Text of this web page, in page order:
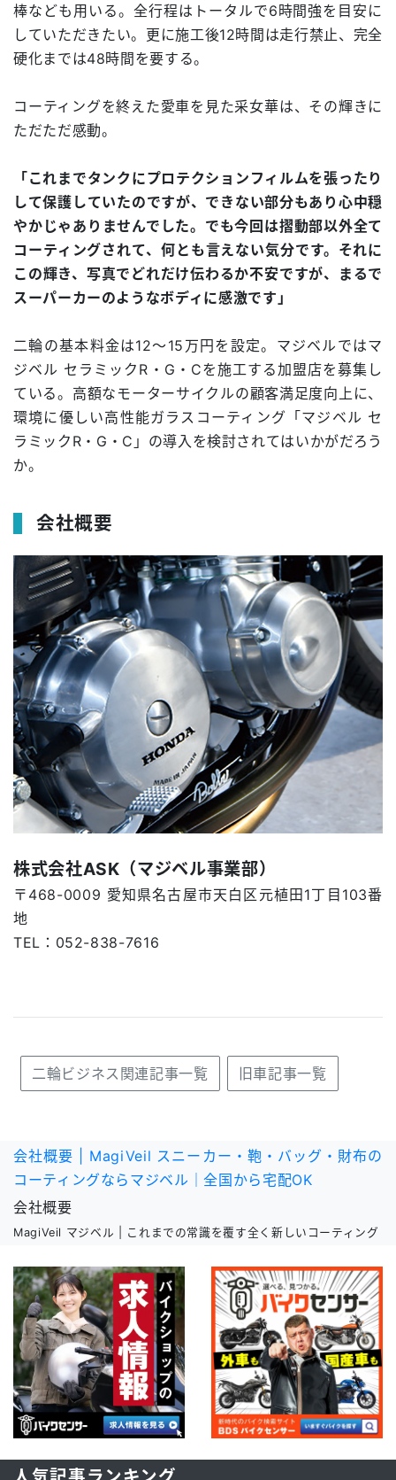
棒なども用いる。全行程はトータルで6時間強を目安に
していただきたい。更に施工後12時間は走行禁止、完全
硬化までは48時間を要する。
コーティングを終えた愛車を見た采女華は、その輝きに
ただただ感動。
「これまでタンクにプロテクションフィルムを張ったり
して保護していたのですが、できない部分もあり心中穏
やかじゃありませんでした。でも今回は摺動部以外全て
コーティングされて、何とも言えない気分です。それに
この輝き、写真でどれだけ伝わるか不安ですが、まるで
スーパーカーのようなボディに感激です」
二輪の基本料金は12～15万円を設定。マジベルではマ
ジベル セラミックR・G・Cを施工する加盟店を募集し
ている。高額なモーターサイクルの顧客満足度向上に、
環境に優しい高性能ガラスコーティング「マジベル セ
ラミックR・G・C」の導入を検討されてはいかがだろう
か。
会社概要
株式会社ASK（マジベル事業部）
〒468-0009 愛知県名古屋市天白区元植田1丁目103番
地
TEL：052-838-7616
二輪ビジネス関連記事一覧 旧車記事一覧
会社概要 | MagiVeil スニーカー・鞄・バッグ・財布の
コーティングならマジベル｜全国から宅配OK
会社概要
MagiVeil マジベル | これまでの常識を覆す全く新しいコーティング